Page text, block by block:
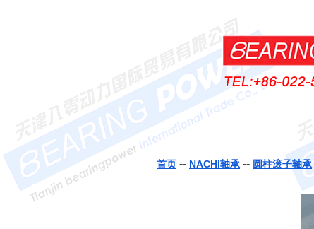
首页 -- NACHI轴承 -- 圆柱滚子轴承